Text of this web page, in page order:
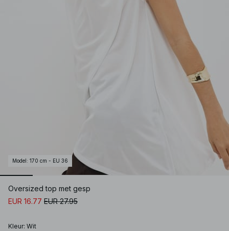
Model : 170 cm - EU 36
Oversized top met gesp
EUR 16.77 EUR 27.95
Kleur: Wit